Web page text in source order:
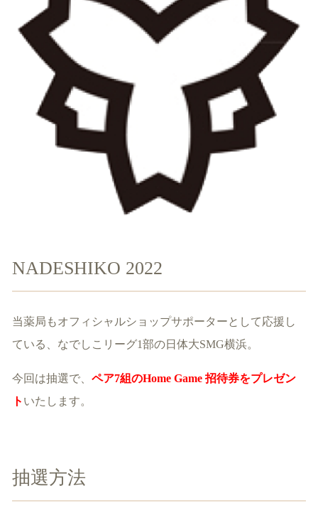
NADESHIKO 2022
当薬局もオフィシャルショップサポーターとして応援し
ている、なでしこリーグ1部の日体大SMG横浜。
今回は抽選で、 ペア7組のHome Game 招待券をプレゼン
ト いたします。
抽選方法